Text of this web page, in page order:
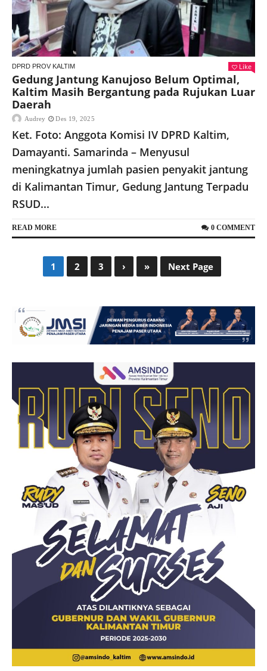
DPRD PROV KALTIM Like
Gedung Jantung Kanujoso Belum Optimal,
Kaltim Masih Bergantung pada Rujukan Luar
Daerah
Audrey Des 19, 2025
Ket. Foto: Anggota Komisi IV DPRD Kaltim,
Damayanti. Samarinda – Menyusul
meningkatnya jumlah pasien penyakit jantung
di Kalimantan Timur, Gedung Jantung Terpadu
RSUD...
READ MORE 0 COMMENT
1 2 3 › » Next Page